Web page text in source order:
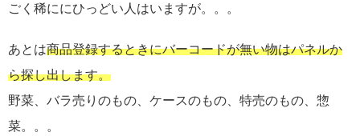
ごく稀ににひっどい人はいますが。。。
あとは商品登録するときにバーコードが無い物はパネルか
ら探し出します。
野菜、バラ売りのもの、ケースのもの、特売のもの、惣
菜。。。